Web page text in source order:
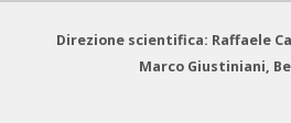
Direzione scientifica: Raffaele
Marco Giustiniani,